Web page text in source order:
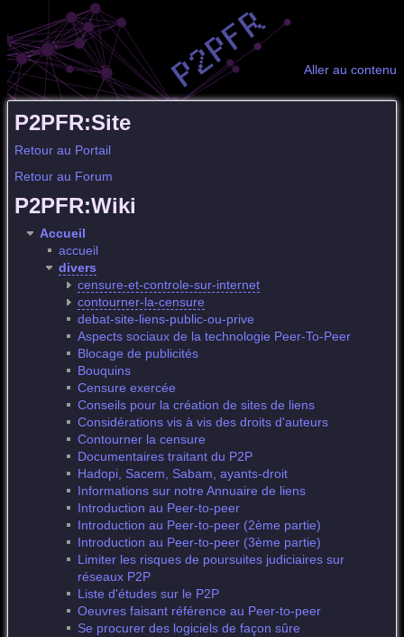
Aller au contenu
P2PFR:Site
Retour au Portail
Retour au Forum
P2PFR:Wiki
Accueil
accueil
divers
censure-et-controle-sur-internet
contourner-la-censure
debat-site-liens-public-ou-prive
Aspects sociaux de la technologie Peer-To-Peer
Blocage de publicités
Bouquins
Censure exercée
Conseils pour la création de sites de liens
Considérations vis à vis des droits d'auteurs
Contourner la censure
Documentaires traitant du P2P
Hadopi, Sacem, Sabam, ayants-droit
Informations sur notre Annuaire de liens
Introduction au Peer-to-peer
Introduction au Peer-to-peer (2ème partie)
Introduction au Peer-to-peer (3ème partie)
Limiter les risques de poursuites judiciaires sur
réseaux P2P
Liste d'études sur le P2P
Oeuvres faisant référence au Peer-to-peer
Se procurer des logiciels de façon sûre